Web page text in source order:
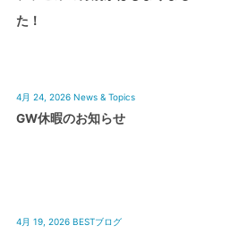
た！
4月 24, 2026 News & Topics
GW休暇のお知らせ
4月 19, 2026 BESTブログ